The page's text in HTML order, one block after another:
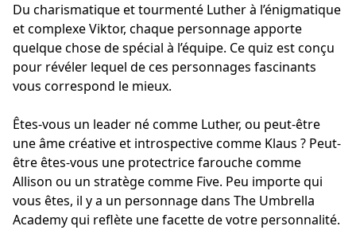
Du charismatique et tourmenté Luther à l’énigmatique
et complexe Viktor, chaque personnage apporte
quelque chose de spécial à l’équipe. Ce quiz est conçu
pour révéler lequel de ces personnages fascinants
vous correspond le mieux.
Êtes-vous un leader né comme Luther, ou peut-être
une âme créative et introspective comme Klaus ? Peut-
être êtes-vous une protectrice farouche comme
Allison ou un stratège comme Five. Peu importe qui
vous êtes, il y a un personnage dans The Umbrella
Academy qui reflète une facette de votre personnalité.